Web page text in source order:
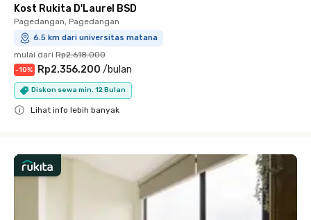
Kost Rukita D'Laurel BSD
Pagedangan, Pagedangan
6.5 km dari universitas matana
mulai dari Rp2.618.000
-10% Rp2.356.200 /bulan
Diskon sewa min. 12 Bulan
Lihat info lebih banyak